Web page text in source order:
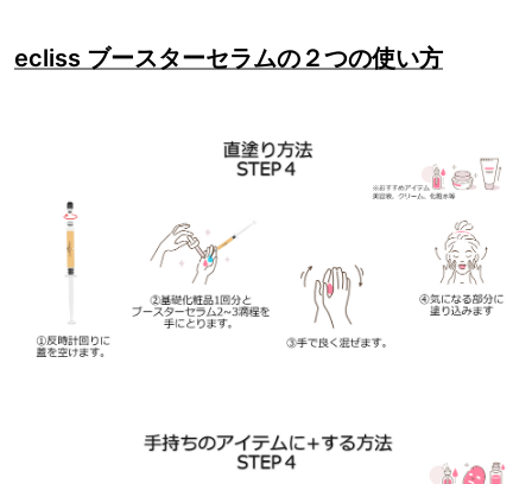
ecliss ブースターセラムの２つの使い方